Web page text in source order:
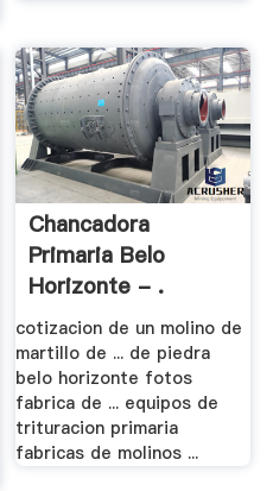
Chancadora
Primaria Belo
Horizonte - .
cotizacion de un molino de
martillo de ... de piedra
belo horizonte fotos
fabrica de ... equipos de
trituracion primaria
fabricas de molinos ...